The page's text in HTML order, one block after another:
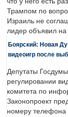
Трампом по
Израиль не
лидер объявил
Боярский: Новая
видеоигр после
Депутаты
регулировании
комитета по
Законопроект
номеру телефона